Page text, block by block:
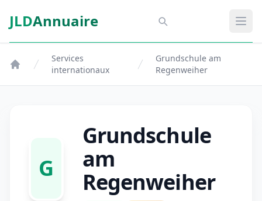
Aspect SDM
JLDAnnuaire
Services
internationaux
Grundschule am
Regenweiher
G
Grundschule
am
Regenweiher